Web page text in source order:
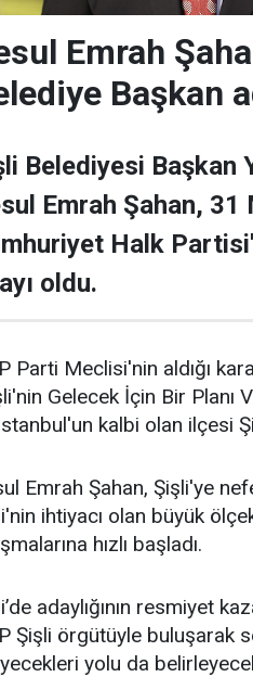
Emrah
Başkan
Belediyesi Başkan
Emrah Şahan,
Halk
oldu.
Parti Meclisi'nin aldığı
Gelecek İçin Bir Planı
kalbi olan ilçesi
Emrah Şahan, Şişli'ye
ihtiyacı olan büyük
hızlı başladı.
adaylığının resmiyet
Şişli örgütüyle buluşarak
yolu da